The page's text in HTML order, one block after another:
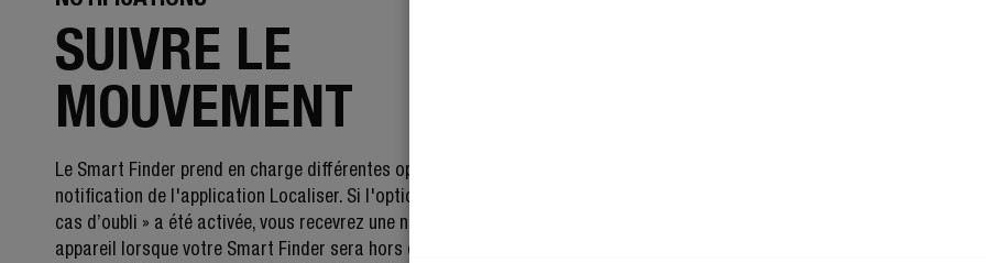
SUIVRE LE
MOUVEMENT
Le Smart Finder prend en charge différentes options de
notification de l'application Localiser. Si l'option « Me prévenir en
cas d’oubli » a été activée, vous recevrez une notification sur votre
appareil lorsque votre Smart Finder sera hors de portée